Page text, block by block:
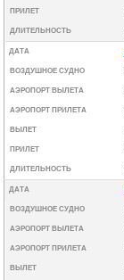
ПРИЛЕТ
ДЛИТЕЛЬНОСТЬ
ДАТА
ВОЗДУШНОЕ СУДНО
АЭРОПОРТ ВЫЛЕТА
АЭРОПОРТ ПРИЛЕТА
ВЫЛЕТ
ПРИЛЕТ
ДЛИТЕЛЬНОСТЬ
ДАТА
ВОЗДУШНОЕ СУДНО
АЭРОПОРТ ВЫЛЕТА
АЭРОПОРТ ПРИЛЕТА
ВЫЛЕТ